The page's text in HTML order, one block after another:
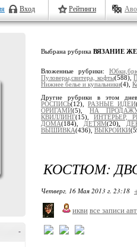
Вход Рейтинги
-
Выбрана рубрика ВЯЗАНИЕ
Вложенные рубрики:
Пуловеры,свитера, кофты(588),
Нижнее белье и купальники(4),
Другие рубрики в этом
РОСПИСЬ(12), РАЗНЫЕ ИДЕИ
ОРИГАМИ(5),НА
КВИЛЛИНГ(15), ИНТЕРЬЕР,
ДОМА(184), ДЕТЯМ(20),
ВЫШИВКА(436), ВЫКРОЙКИ
КОСТЮМ:
Четверг, 16 Мая 2013 г. 23:18
икви все записи